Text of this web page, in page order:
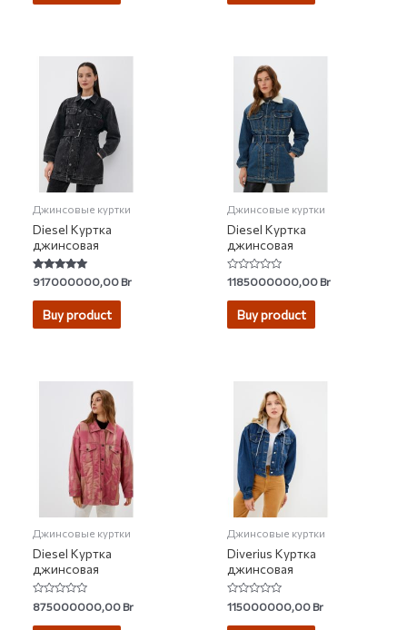
Джинсовые куртки
Diesel Куртка
джинсовая
Rated
5.00
out of 5
917000000,00Br
Buy product
Джинсовые куртки
Diesel Куртка
джинсовая
Rated
0
out
1185000000,00Br
Buy product
Джинсовые куртки
Diesel Куртка
джинсовая
Rated
0
out
875000000,00Br
Джинсовые куртки
Diverius Куртка
джинсовая
Rated
0
out
115000000,00Br